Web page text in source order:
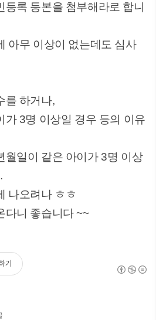
등록 등본을 첨부해라로 합니
아무 이상이 없는데도 심사
를 하거나,
가 3명 이상일 경우 등의 이유
월일이 같은 아이가 3명 이상
나오려나 ㅎㅎ
다니 좋습니다 ~~
기